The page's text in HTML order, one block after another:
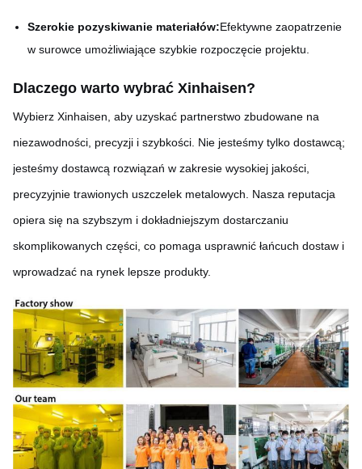
Szerokie pozyskiwanie materiałów:Efektywne zaopatrzenie
w surowce umożliwiające szybkie rozpoczęcie projektu.
Dlaczego warto wybrać Xinhaisen?
Wybierz Xinhaisen, aby uzyskać partnerstwo zbudowane na
niezawodności, precyzji i szybkości. Nie jesteśmy tylko dostawcą;
jesteśmy dostawcą rozwiązań w zakresie wysokiej jakości,
precyzyjnie trawionych uszczelek metalowych. Nasza reputacja
opiera się na szybszym i dokładniejszym dostarczaniu
skomplikowanych części, co pomaga usprawnić łańcuch dostaw i
wprowadzać na rynek lepsze produkty.